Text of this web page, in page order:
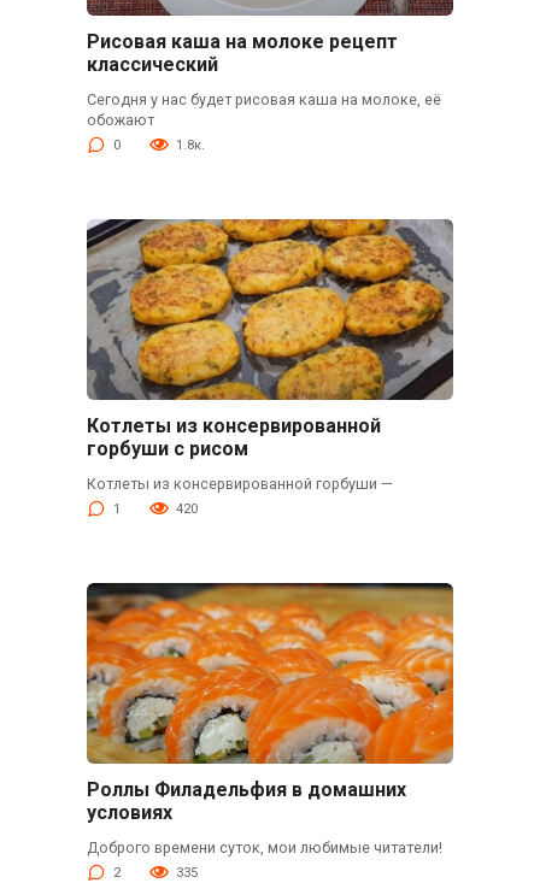
Рисовая каша на молоке рецепт
классический
Сегодня у нас будет рисовая каша на молоке, её
обожают
0 1.8к.
Котлеты из консервированной
горбуши с рисом
Котлеты из консервированной горбуши —
1 420
Роллы Филадельфия в домашних
условиях
Доброго времени суток, мои любимые читатели!
2 335